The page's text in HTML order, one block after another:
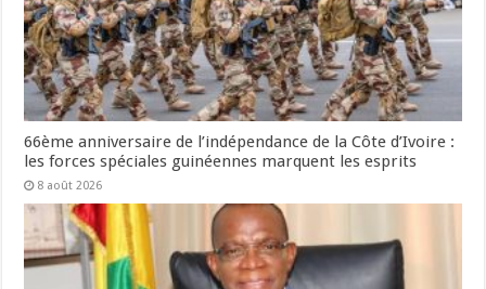
66ème anniversaire de l’indépendance de la Côte d’Ivoire :
les forces spéciales guinéennes marquent les esprits
8 août 2026